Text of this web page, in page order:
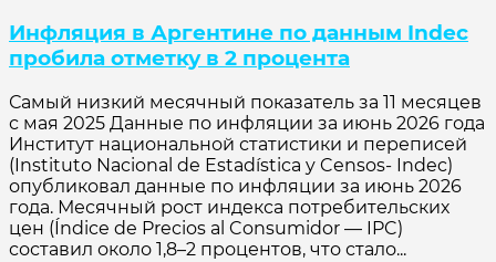
Инфляция в Аргентине по данным Indec
пробила отметку в 2 процента
Самый низкий месячный показатель за 11 месяцев
с мая 2025 Данные по инфляции за июнь 2026 года
Институт национальной статистики и переписей
(Instituto Nacional de Estadística y Censos- Indec)
опубликовал данные по инфляции за июнь 2026
года. Месячный рост индекса потребительских
цен (Índice de Precios al Consumidor — IPC)
составил около 1,8–2 процентов, что стало...